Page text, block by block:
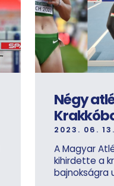
Négy
2023. 06.
A Magyar
kihirdette a
bajnokságra